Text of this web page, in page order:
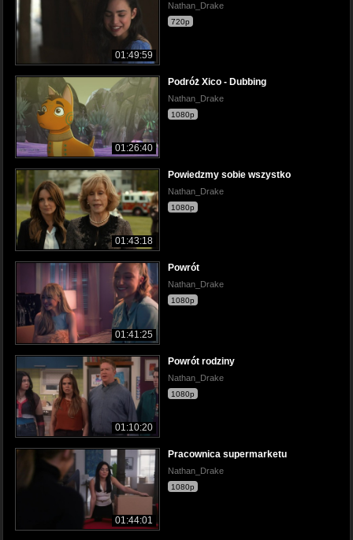
01:49:59
Nathan_Drake
720p
01:26:40
Podróż Xico - Dubbing
Nathan_Drake
1080p
01:43:18
Powiedzmy sobie wszystko
Nathan_Drake
1080p
01:41:25
Powrót
Nathan_Drake
1080p
01:10:20
Powrót rodziny
Nathan_Drake
1080p
01:44:01
Pracownica supermarketu
Nathan_Drake
1080p